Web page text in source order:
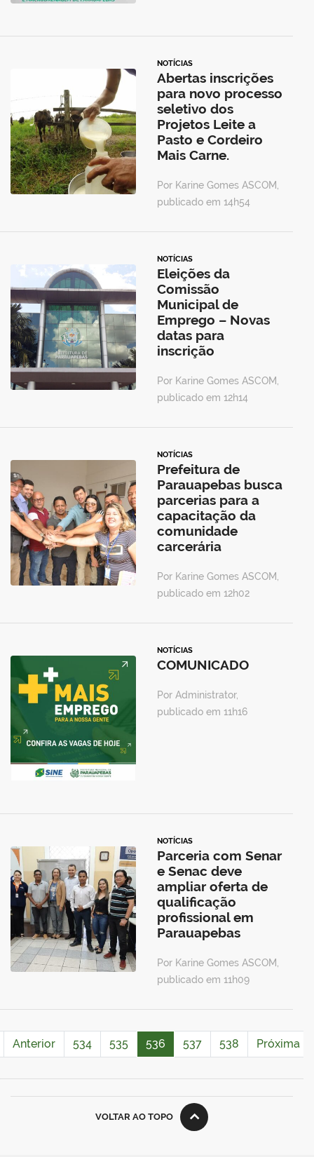
NOTÍCIAS
Abertas inscrições
para novo processo
seletivo dos
Projetos Leite a
Pasto e Cordeiro
Mais Carne.
Por Karine Gomes ASCOM,
publicado em 14h54
NOTÍCIAS
Eleições da
Comissão
Municipal de
Emprego – Novas
datas para
inscrição
Por Karine Gomes ASCOM,
publicado em 12h14
NOTÍCIAS
Prefeitura de
Parauapebas busca
parcerias para a
capacitação da
comunidade
carcerária
Por Karine Gomes ASCOM,
publicado em 12h02
NOTÍCIAS
COMUNICADO
Por Administrator,
publicado em 11h16
NOTÍCIAS
Parceria com Senar
e Senac deve
ampliar oferta de
qualificação
profissional em
Parauapebas
Por Karine Gomes ASCOM,
publicado em 11h09
Anterior 534 535 536 537 538 Próxima
VOLTAR AO TOPO